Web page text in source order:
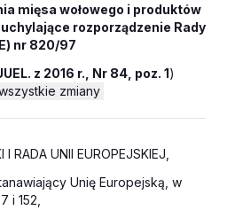
mięsa wołowego i produktów
rozporządzenie Rady
nr 820/97
z 2016 r., Nr 84, poz. 1)
zmiany
RADA UNII EUROPEJSKIEJ,
Unię Europejską, w
i 152,